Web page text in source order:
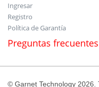
Ingresar
Registro
Política de Garantía
Preguntas frecuentes
© Garnet Technology 2026.